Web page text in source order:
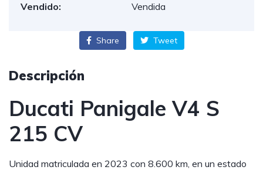
Vendido:
Vendida
Share Tweet
Descripción
Ducati Panigale V4 S
215 CV
Unidad matriculada en 2023 con 8.600 km, en un estado